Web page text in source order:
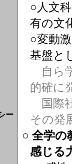
ー
○人文
有の文
○変動
基盤と
自ら
的確に
国際
その発
○ 全学の
感じる